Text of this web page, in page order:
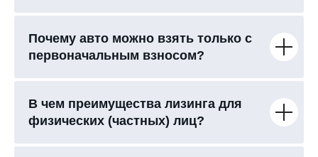
Почему авто можно взять только с
первоначальным взносом?
В чем преимущества лизинга для
физических (частных) лиц?